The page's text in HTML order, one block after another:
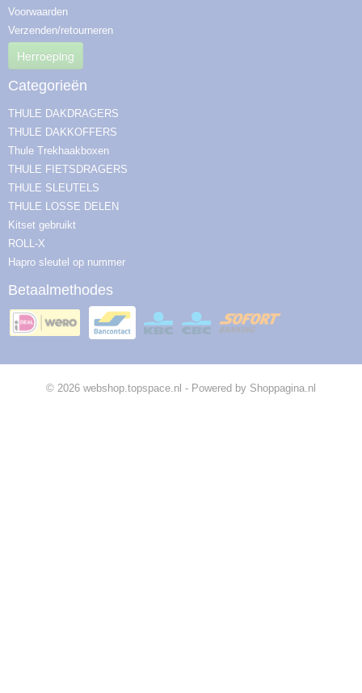
Voorwaarden
Verzenden/retourneren
Herroeping
Categorieën
THULE DAKDRAGERS
THULE DAKKOFFERS
Thule Trekhaakboxen
THULE FIETSDRAGERS
THULE SLEUTELS
THULE LOSSE DELEN
Kitset gebruikt
ROLL-X
Hapro sleutel op nummer
Betaalmethodes
© 2026 webshop.topspace.nl - Powered by Shoppagina.nl